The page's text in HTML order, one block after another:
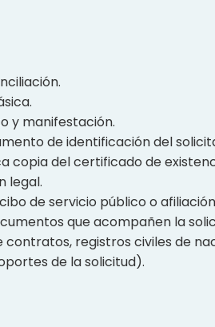
y manifestación.
de identificación del
copia del certificado de
legal.
de servicio público o afiliación
que acompañen la
contratos, registros civiles de
de la solicitud).